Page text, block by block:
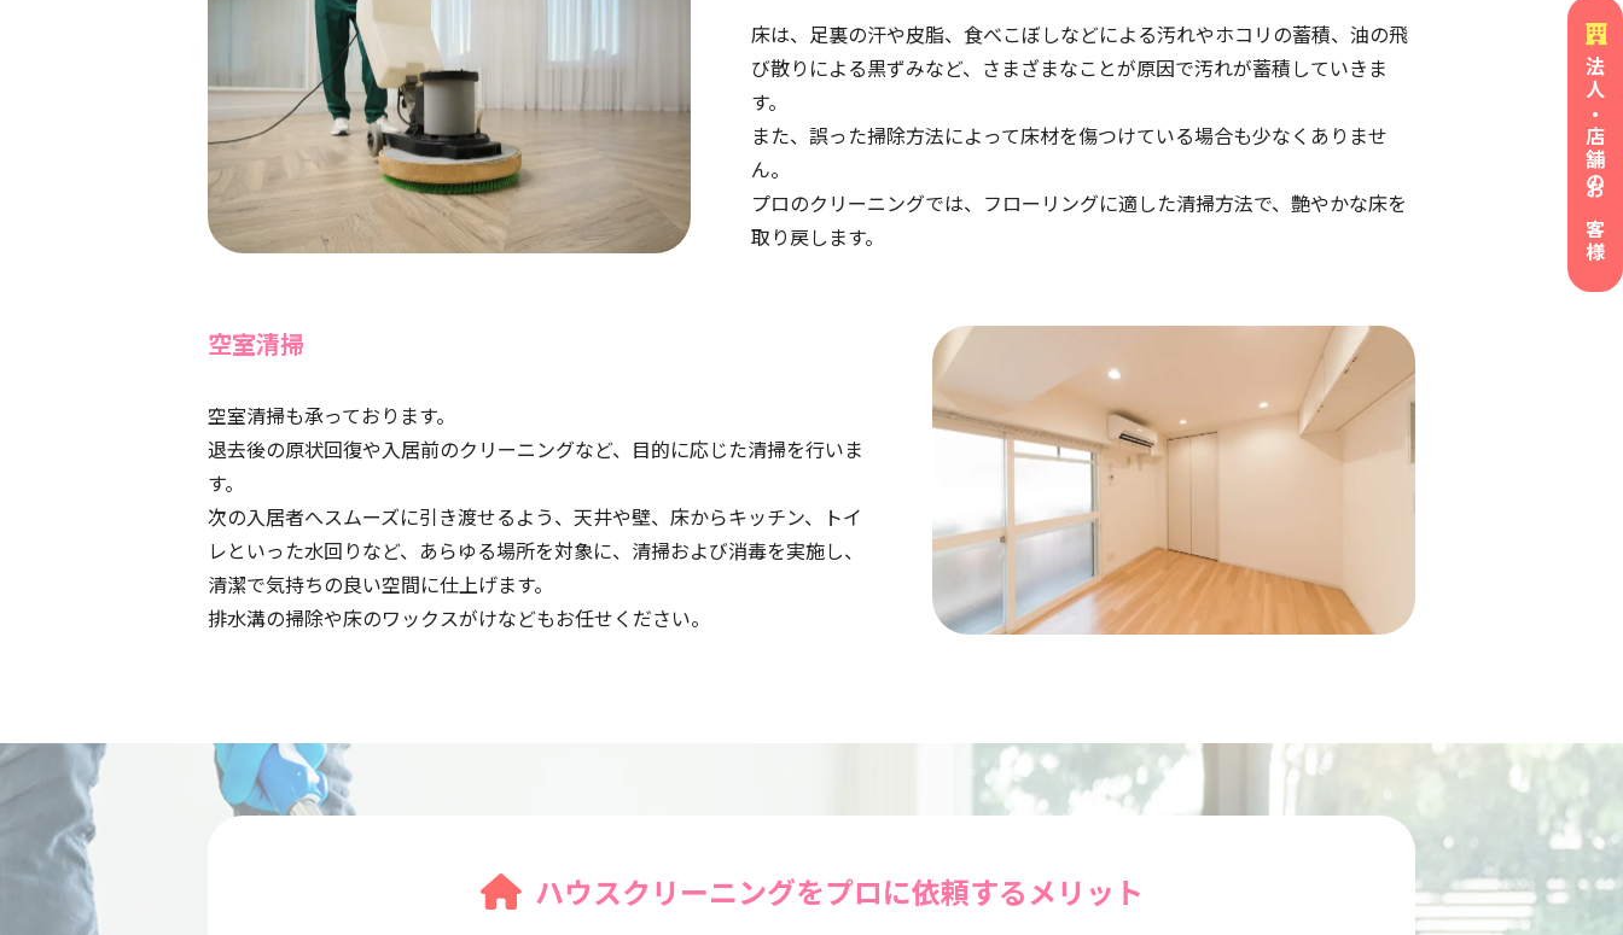
法人・店舗の
お客様
床は、足裏の汗や皮脂、食べこぼしなどによる汚れやホコリの蓄積、油の飛
び散りによる黒ずみなど、さまざまなことが原因で汚れが蓄積していきま
す。
また、誤った掃除方法によって床材を傷つけている場合も少なくありませ
ん。
プロのクリーニングでは、フローリングに適した清掃方法で、艶やかな床を
取り戻します。
空室清掃
空室清掃も承っております。
退去後の原状回復や入居前のクリーニングなど、目的に応じた清掃を行いま
す。
次の入居者へスムーズに引き渡せるよう、天井や壁、床からキッチン、トイ
レといった水回りなど、あらゆる場所を対象に、清掃および消毒を実施し、
清潔で気持ちの良い空間に仕上げます。
排水溝の掃除や床のワックスがけなどもお任せください。
ハウスクリーニングをプロに依頼するメリット